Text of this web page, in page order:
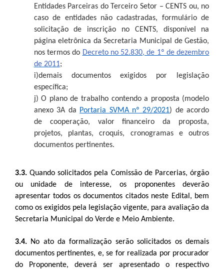
Entidades Parceiras do Terceiro Setor – CENTS ou, no
caso de entidades não cadastradas, formulário de
solicitação de inscrição no CENTS, disponível na
página eletrônica da Secretaria Municipal de Gestão,
nos termos do Decreto no 52.830, de 1º de dezembro
de 2011;
i)demais documentos exigidos por legislação
específica;
j) O plano de trabalho contendo a proposta (modelo
anexo 3A da Portaria SVMA nº 29/2021) de acordo
de cooperação, valor financeiro da proposta,
projetos, plantas, croquis, cronogramas e outros
documentos pertinentes.
3.3.Quando solicitados pela Comissão de Parcerias, órgão
ou unidade de interesse, os proponentes deverão
apresentar todos os documentos citados neste Edital, bem
como os exigidos pela legislação vigente, para avaliação da
Secretaria Municipal do Verde e Meio Ambiente.
3.4.No ato da formalização serão solicitados os demais
documentos pertinentes, e, se for realizada por procurador
do Proponente, deverá ser apresentado o respectivo